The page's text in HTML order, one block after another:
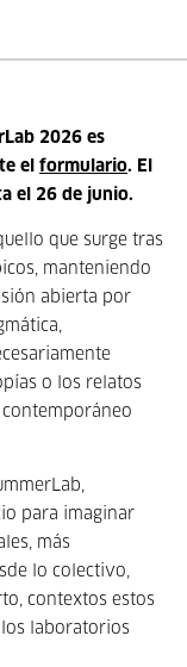
2026 es
el formulario. El
el 26 de junio.
que surge tras
manteniendo
abierta por
o los relatos
para imaginar
más
lo colectivo,
contextos estos
laboratorios